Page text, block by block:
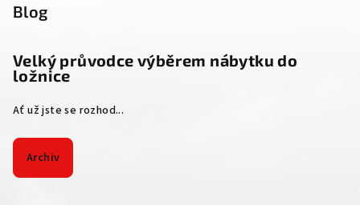
Blog
Velký průvodce výběrem nábytku do
ložnice
Ať už jste se rozhod...
Archiv